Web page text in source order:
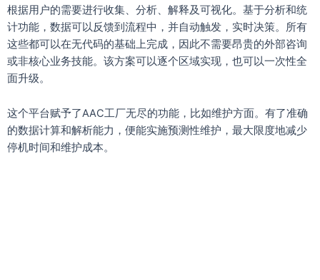
根据用户的需要进行收集、分析、解释及可视化。基于分析和统
计功能，数据可以反馈到流程中，并自动触发，实时决策。所有
这些都可以在无代码的基础上完成，因此不需要昂贵的外部咨询
或非核心业务技能。该方案可以逐个区域实现，也可以一次性全
面升级。
这个平台赋予了AAC工厂无尽的功能，比如维护方面。有了准确
的数据计算和解析能力，便能实施预测性维护，最大限度地减少
停机时间和维护成本。